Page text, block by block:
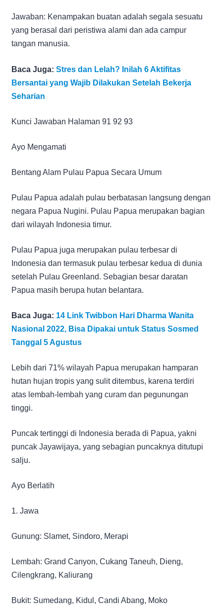
Jawaban: Kenampakan buatan adalah segala sesuatu
yang berasal dari peristiwa alami dan ada campur
tangan manusia.
Baca Juga: Stres dan Lelah? Inilah 6 Aktifitas
Bersantai yang Wajib Dilakukan Setelah Bekerja
Seharian
Kunci Jawaban Halaman 91 92 93
Ayo Mengamati
Bentang Alam Pulau Papua Secara Umum
Pulau Papua adalah pulau berbatasan langsung dengan
negara Papua Nugini. Pulau Papua merupakan bagian
dari wilayah Indonesia timur.
Pulau Papua juga merupakan pulau terbesar di
Indonesia dan termasuk pulau terbesar kedua di dunia
setelah Pulau Greenland. Sebagian besar daratan
Papua masih berupa hutan belantara.
Baca Juga: 14 Link Twibbon Hari Dharma Wanita
Nasional 2022, Bisa Dipakai untuk Status Sosmed
Tanggal 5 Agustus
Lebih dari 71% wilayah Papua merupakan hamparan
hutan hujan tropis yang sulit ditembus, karena terdiri
atas lembah-lembah yang curam dan pegunungan
tinggi.
Puncak tertinggi di Indonesia berada di Papua, yakni
puncak Jayawijaya, yang sebagian puncaknya ditutupi
salju.
Ayo Berlatih
1. Jawa
Gunung: Slamet, Sindoro, Merapi
Lembah: Grand Canyon, Cukang Taneuh, Dieng,
Cilengkrang, Kaliurang
Bukit: Sumedang, Kidul, Candi Abang, Moko